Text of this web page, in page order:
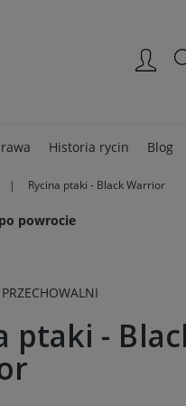
Historia rycin Blog
Rycina ptaki - Black Warrior
powrocie
ptaki -